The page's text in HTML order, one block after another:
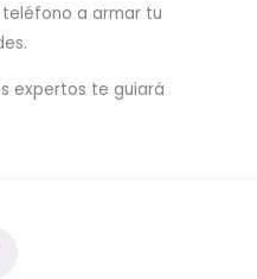
a armar tu
expertos te guiará